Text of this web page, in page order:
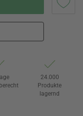
24.000
Produkte
lagernd